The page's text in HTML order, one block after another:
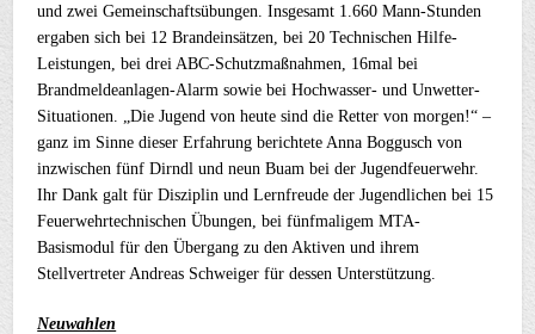
und zwei Gemeinschaftsübungen. Insgesamt 1.660 Mann-Stunden
ergaben sich bei 12 Brandeinsätzen, bei 20 Technischen Hilfe-
Leistungen, bei drei ABC-Schutzmaßnahmen, 16mal bei
Brandmeldeanlagen-Alarm sowie bei Hochwasser- und Unwetter-
Situationen. „Die Jugend von heute sind die Retter von morgen!“ –
ganz im Sinne dieser Erfahrung berichtete Anna Boggusch von
inzwischen fünf Dirndl und neun Buam bei der Jugendfeuerwehr.
Ihr Dank galt für Disziplin und Lernfreude der Jugendlichen bei 15
Feuerwehrtechnischen Übungen, bei fünfmaligem MTA-
Basismodul für den Übergang zu den Aktiven und ihrem
Stellvertreter Andreas Schweiger für dessen Unterstützung.
Neuwahlen